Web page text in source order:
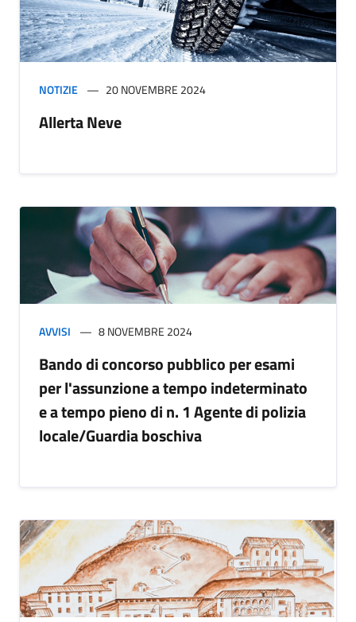
NOTIZIE 20 NOVEMBRE 2024
Allerta Neve
AVVISI 8 NOVEMBRE 2024
Bando di concorso pubblico per esami
per l'assunzione a tempo indeterminato
e a tempo pieno di n. 1 Agente di polizia
locale/Guardia boschiva